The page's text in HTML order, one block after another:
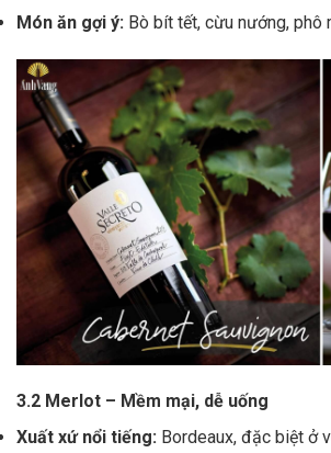
Món ăn gợi ý: Bò bít tết, cừu nướng, phô
3.2 Merlot – Mềm mại, dễ uống
Xuất xứ nổi tiếng: Bordeaux, đặc biệt ở